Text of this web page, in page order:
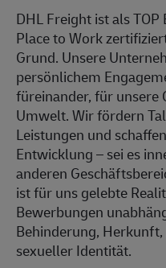
DHL Freight ist als TOP
Place to Work
Grund. Unsere
persönlichem
füreinander, für unsere
Umwelt. Wir fördern
Leistungen und
Entwicklung – sei es
anderen
ist für uns gelebte
Bewerbungen
Behinderung,
sexueller Identität.